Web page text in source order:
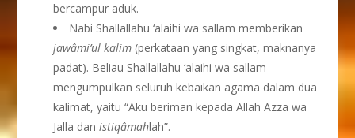
bercampur aduk.
Nabi Shallallahu ‘alaihi wa sallam memberikan
jawâmi’ul kalim (perkataan yang singkat, maknanya
padat). Beliau Shallallahu ‘alaihi wa sallam
mengumpulkan seluruh kebaikan agama dalam dua
kalimat, yaitu “Aku beriman kepada Allah Azza wa
Jalla danistiqâmahlah”.